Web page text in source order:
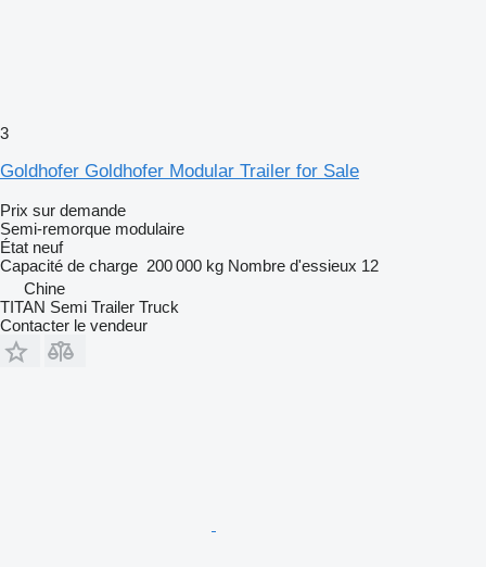
3
Goldhofer Goldhofer Modular Trailer for Sale
Prix sur demande
Semi-remorque modulaire
État neuf
Capacité de charge 200 000 kg Nombre d'essieux 12
Chine
TITAN Semi Trailer Truck
Contacter le vendeur